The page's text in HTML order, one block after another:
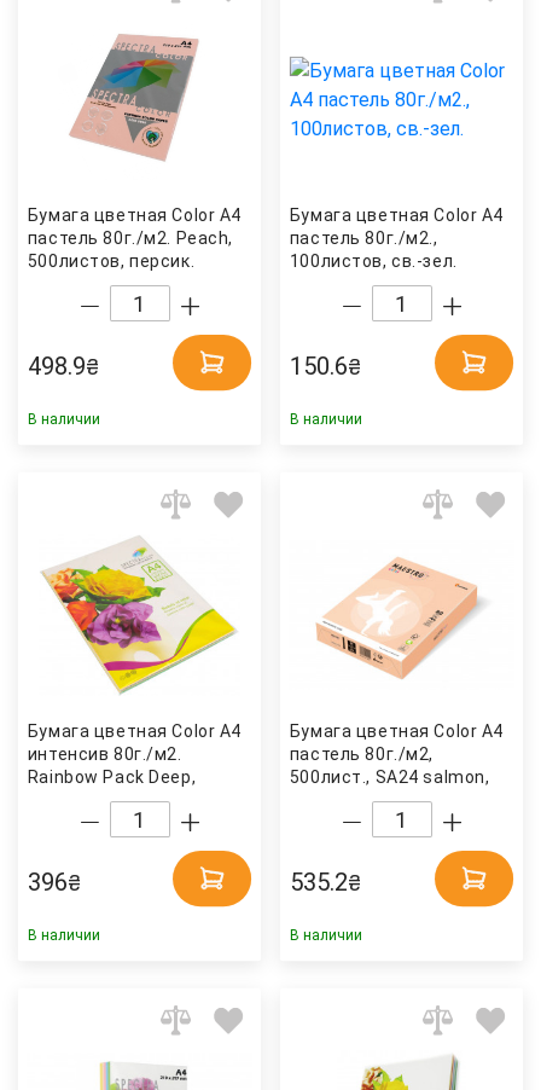
Бумага цветная Color A4
пастель 80г./м2. Peach,
500листов, персик.
Spectra Color
498.9₴
В наличии
Бумага цветная Color A4
пастель 80г./м2.,
100листов, св.-зел.
150.6₴
В наличии
Бумага цветная Color A4
интенсив 80г./м2.
Rainbow Pack Deep,
250листов, 10 цветов
Spectra Color
396₴
В наличии
Бумага цветная Color A4
пастель 80г./м2,
500лист., SA24 salmon,
лосось Mondi
535.2₴
В наличии